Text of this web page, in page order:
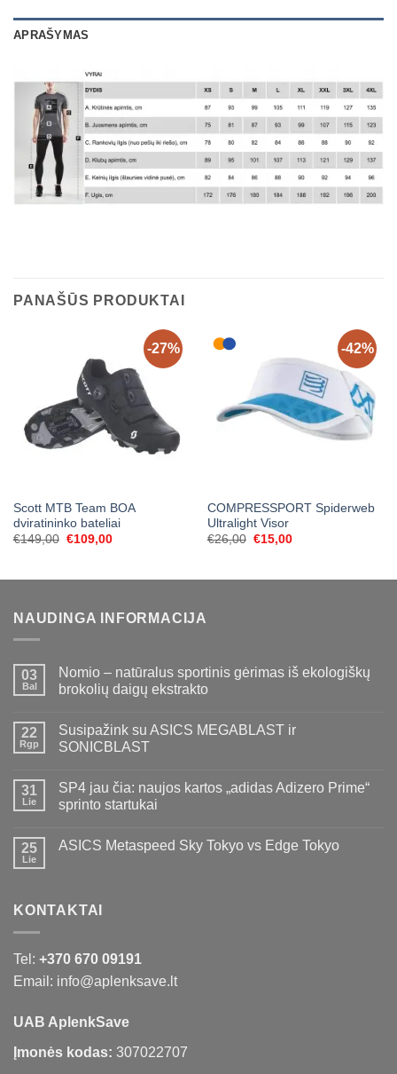
APRAŠYMAS
PANAŠŪS PRODUKTAI
-27%
Scott MTB Team BOA
dviratininko bateliai
€149,00 Original
€109,00Current
-42%
COMPRESSPORT Spiderweb
Ultralight Visor
€26,00 Original
€15,00Current
NAUDINGA INFORMACIJA
03
Bal
Nomio – natūralus sportinis gėrimas iš ekologiškų
brokolių daigų ekstrakto
22
Rgp
Susipažink su ASICS MEGABLAST ir
SONICBLAST
31
Lie
SP4 jau čia: naujos kartos „adidas Adizero Prime“
sprinto startukai
25
Lie
ASICS Metaspeed Sky Tokyo vs Edge Tokyo
KONTAKTAI
Tel: +370 670 09191
Email: info@aplenksave.lt
UAB AplenkSave
Įmonės kodas: 307022707